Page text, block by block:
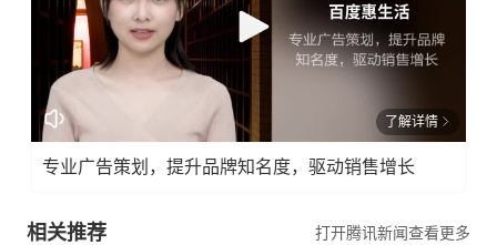
了解详情
专业广告策划，提升品牌知名度，驱动销售增长
相关推荐 打开腾讯新闻查看更多